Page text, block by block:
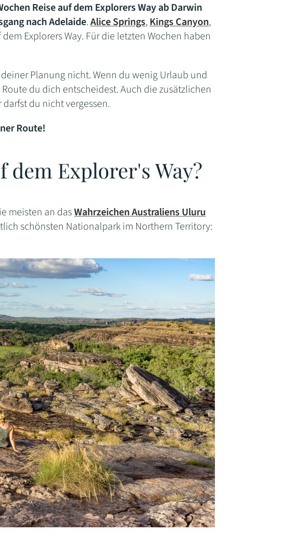
Reise auf dem Explorers Way ab Darwin
nach Adelaide.Alice Springs,Kings Canyon,
Explorers Way. Für die letzten Wochen haben
Planung nicht. Wenn du wenig Urlaub und
du dich entscheidest. Auch die zusätzlichen
du nicht vergessen.
Route!
Explorer's Way?
meisten an dasWahrzeichen Australiens Uluru
schönsten Nationalpark im Northern Territory: